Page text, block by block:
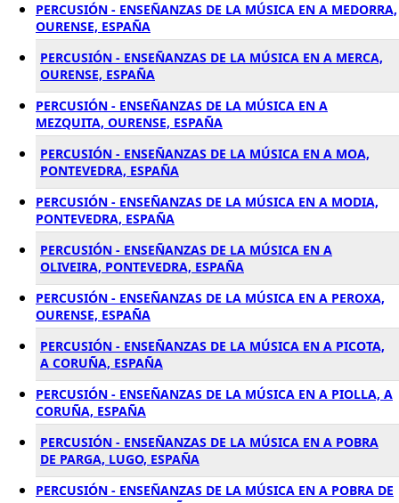
PERCUSIÓN - ENSEÑANZAS DE LA MÚSICA EN A MEDORRA,
OURENSE, ESPAÑA
PERCUSIÓN - ENSEÑANZAS DE LA MÚSICA EN A MERCA,
OURENSE, ESPAÑA
PERCUSIÓN - ENSEÑANZAS DE LA MÚSICA EN A
MEZQUITA, OURENSE, ESPAÑA
PERCUSIÓN - ENSEÑANZAS DE LA MÚSICA EN A MOA,
PONTEVEDRA, ESPAÑA
PERCUSIÓN - ENSEÑANZAS DE LA MÚSICA EN A MODIA,
PONTEVEDRA, ESPAÑA
PERCUSIÓN - ENSEÑANZAS DE LA MÚSICA EN A
OLIVEIRA, PONTEVEDRA, ESPAÑA
PERCUSIÓN - ENSEÑANZAS DE LA MÚSICA EN A PEROXA,
OURENSE, ESPAÑA
PERCUSIÓN - ENSEÑANZAS DE LA MÚSICA EN A PICOTA,
A CORUÑA, ESPAÑA
PERCUSIÓN - ENSEÑANZAS DE LA MÚSICA EN A PIOLLA, A
CORUÑA, ESPAÑA
PERCUSIÓN - ENSEÑANZAS DE LA MÚSICA EN A POBRA
DE PARGA, LUGO, ESPAÑA
PERCUSIÓN - ENSEÑANZAS DE LA MÚSICA EN A POBRA DE